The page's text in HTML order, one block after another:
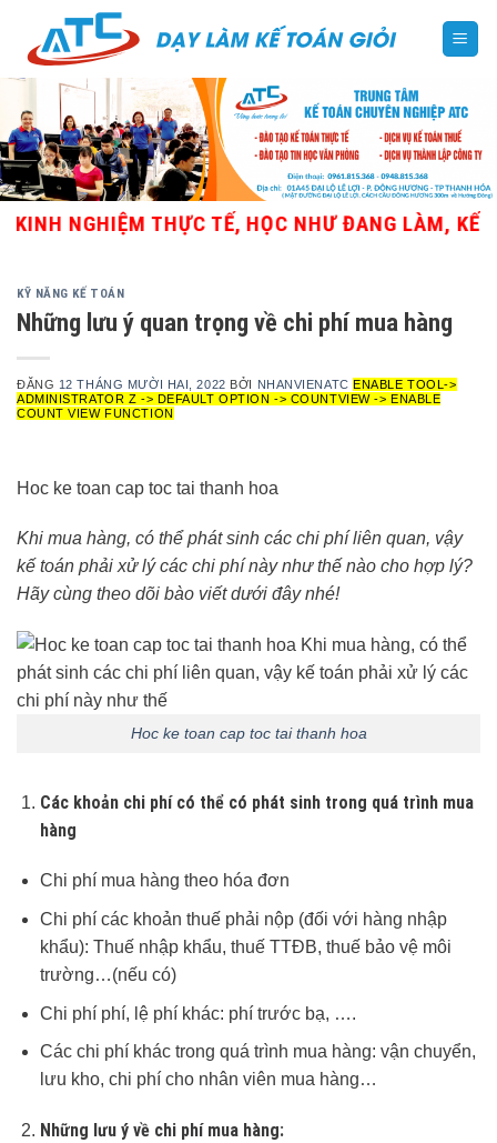
content
THỰC TẾ, HỌC NHƯ ĐANG LÀM, KẾ
KỸ NĂNG KẾ TOÁN
Những lưu ý quan trọng về chi phí mua hàng
ĐĂNG 12 THÁNG MƯỜI HAI, 2022 BỞI NHANVIENATC ENABLE TOOL->
ADMINISTRATOR Z -> DEFAULT OPTION -> COUNTVIEW -> ENABLE
COUNT VIEW FUNCTION
Hoc ke toan cap toc tai thanh hoa
Khi mua hàng, có thể phát sinh các chi phí liên quan, vậy
kế toán phải xử lý các chi phí này như thế nào cho hợp lý?
Hãy cùng theo dõi bào viết dưới đây nhé!
Hoc ke toan cap toc tai thanh hoa
Các khoản chi phí có thể có phát sinh trong quá trình mua
hàng
Chi phí mua hàng theo hóa đơn
Chi phí các khoản thuế phải nộp (đối với hàng nhập
khẩu): Thuế nhập khẩu, thuế TTĐB, thuế bảo vệ môi
trường…(nếu có)
Chi phí phí, lệ phí khác: phí trước bạ, ….
Các chi phí khác trong quá trình mua hàng: vận chuyển,
lưu kho, chi phí cho nhân viên mua hàng…
Những lưu ý về chi phí mua hàng: